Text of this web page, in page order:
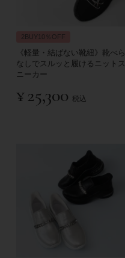
2BUY10％OFF
《軽量・結ばない靴紐》靴べら
なしでスルッと履けるニットス
ニーカー
¥25,300 税込